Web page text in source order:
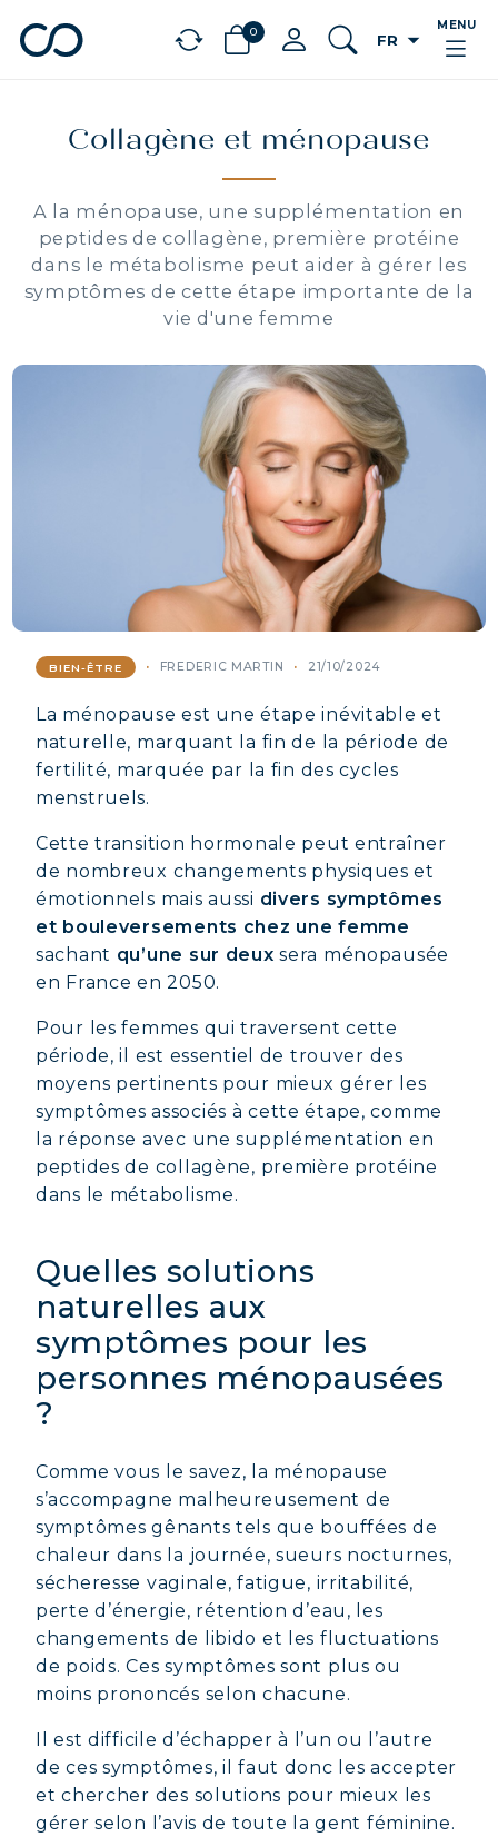
chevron_leftBÉNÉFICES
0 FR arrow_drop_down
MENU
Collagène et ménopause
A la ménopause, une supplémentation en
peptides de collagène, première protéine
dans le métabolisme peut aider à gérer les
symptômes de cette étape importante de la
vie d'une femme
BIEN-ÊTRE FREDERIC MARTIN 21/10/2024
La ménopause est une étape inévitable et
naturelle, marquant la fin de la période de
fertilité, marquée par la fin des cycles
menstruels.
Cette transition hormonale peut entraîner
de nombreux changements physiques et
émotionnels mais aussi divers symptômes
et bouleversements chez une femme
sachant qu’une sur deux sera ménopausée
en France en 2050.
Pour les femmes qui traversent cette
période, il est essentiel de trouver des
moyens pertinents pour mieux gérer les
symptômes associés à cette étape, comme
la réponse avec une supplémentation en
peptides de collagène, première protéine
dans le métabolisme.
Quelles solutions
naturelles aux
symptômes pour les
personnes ménopausées
?
Comme vous le savez, la ménopause
s’accompagne malheureusement de
symptômes gênants tels que bouffées de
chaleur dans la journée, sueurs nocturnes,
sécheresse vaginale, fatigue, irritabilité,
perte d’énergie, rétention d’eau, les
changements de libido et les fluctuations
de poids. Ces symptômes sont plus ou
moins prononcés selon chacune.
Il est difficile d’échapper à l’un ou l’autre
de ces symptômes, il faut donc les accepter
et chercher des solutions pour mieux les
gérer selon l’avis de toute la gent féminine.